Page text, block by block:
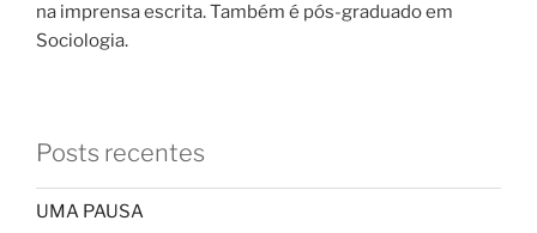
na imprensa escrita. Também é pós-graduado em
Sociologia.
Posts recentes
UMA PAUSA